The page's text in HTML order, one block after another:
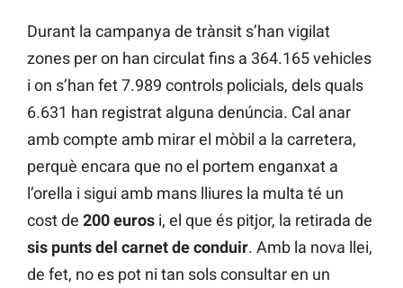
Durant la campanya de trànsit s’han vigilat
zones per on han circulat fins a 364.165 vehicles
i on s’han fet 7.989 controls policials, dels quals
6.631 han registrat alguna denúncia. Cal anar
amb compte amb mirar el mòbil a la carretera,
perquè encara que no el portem enganxat a
l’orella i sigui amb mans lliures la multa té un
cost de 200 euros i, el que és pitjor, la retirada de
sis punts del carnet de conduir. Amb la nova llei,
de fet, no es pot ni tan sols consultar en un